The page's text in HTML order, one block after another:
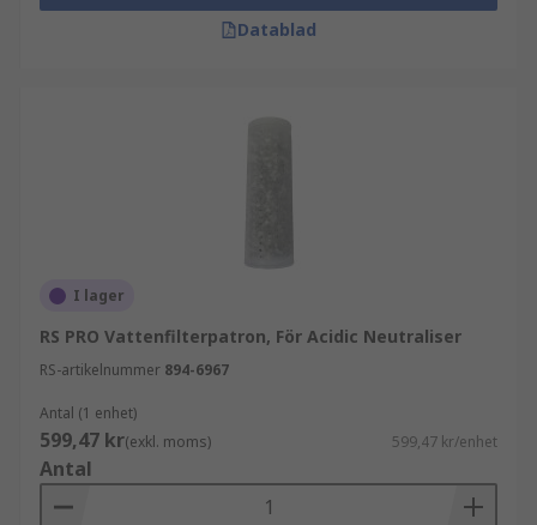
Datablad
I lager
RS PRO Vattenfilterpatron, För Acidic Neutraliser
RS-artikelnummer 894-6967
Antal (1 enhet)
599,47 kr(exkl. moms) 599,47 kr/enhet
Antal